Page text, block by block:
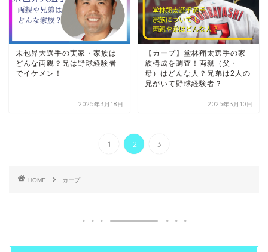
末包昇大選手の実家・家族は
どんな両親？兄は野球経験者
でイケメン！
2025年3月18日
【カープ】堂林翔太選手の家
族構成を調査！両親（父・
母）はどんな人？兄弟は2人の
兄がいて野球経験者？
2025年3月10日
1 2 3
HOME カープ